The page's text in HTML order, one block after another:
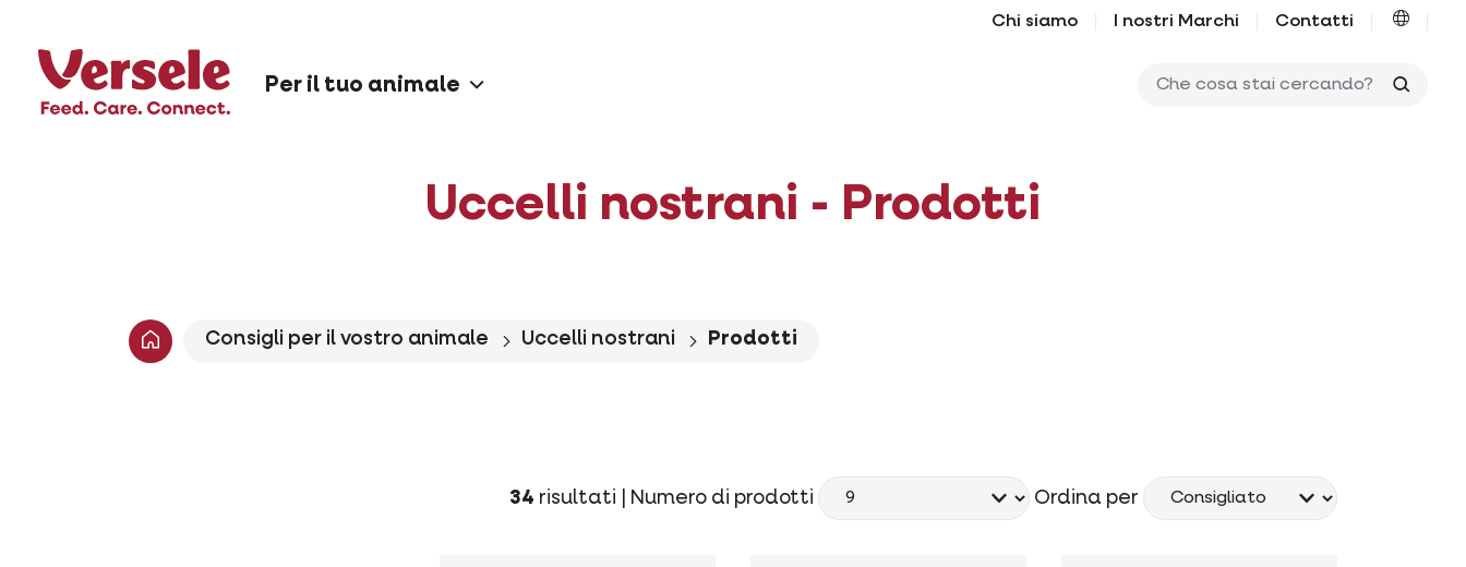
Chi siamo I nostri Marchi Contatti
Per il tuo animale
Uccelli nostrani - Prodotti
Consigli per il vostro animale Uccelli nostrani Prodotti
34 risultati | Numero di prodotti Ordina per